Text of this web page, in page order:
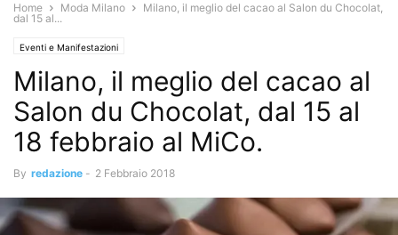
Home Moda Milano
Milano, il meglio del cacao al Salon du Chocolat,
dal 15 al...
Eventi e Manifestazioni
Milano, il meglio del cacao al
Salon du Chocolat, dal 15 al
18 febbraio al MiCo.
By redazione - 2 Febbraio 2018